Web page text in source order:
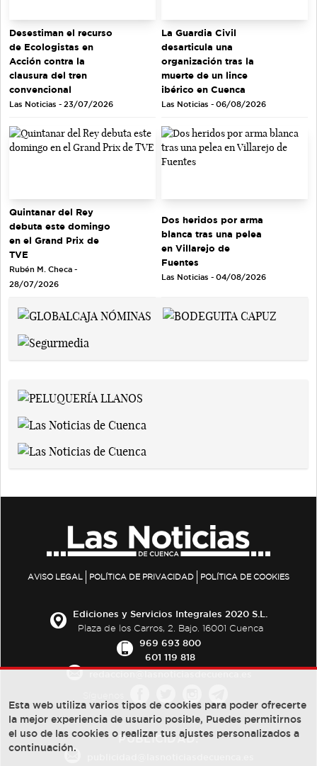
Desestiman el recurso
de Ecologistas en
Acción contra la
clausura del tren
convencional
Las Noticias - 23/07/2026
La Guardia Civil
desarticula una
organización tras la
muerte de un lince
ibérico en Cuenca
Las Noticias - 06/08/2026
Quintanar del Rey
debuta este domingo
en el Grand Prix de
TVE
Rubén M. Checa -
28/07/2026
Dos heridos por arma
blanca tras una pelea
en Villarejo de
Fuentes
Las Noticias - 04/08/2026
AVISO LEGAL POLÍTICA DE PRIVACIDAD POLÍTICA DE COOKIES
Ediciones y Servicios Integrales 2020 S.L.
Plaza de los Carros, 2. Bajo. 16001 Cuenca
969 693 800
601 119 818
PUBLICIDAD:
Esta web utiliza varios tipos de cookies para poder ofrecerte
la mejor experiencia de usuario posible, Puedes permitirnos
el uso de las cookies o realizar tus ajustes personalizados a
continuación.